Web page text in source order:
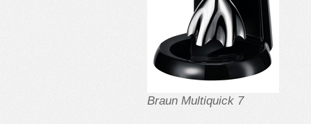
Braun Multiquick 7